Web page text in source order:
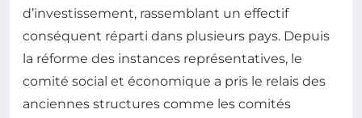
d’investissement, rassemblant un effectif
conséquent réparti dans plusieurs pays. Depuis
la réforme des instances représentatives, le
comité social et économique a pris le relais des
anciennes structures comme les comités